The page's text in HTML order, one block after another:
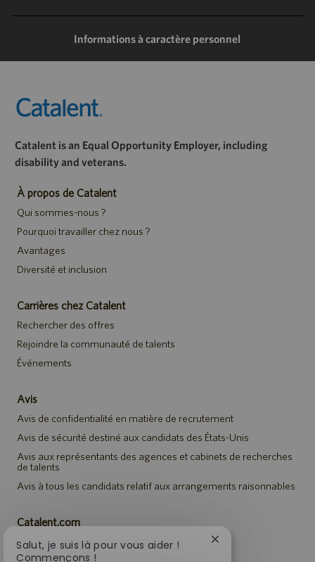
Informations à caractère personnel
Catalent is an Equal Opportunity Employer, including
disability and veterans.
À propos de Catalent
Qui sommes-nous ?
Pourquoi travailler chez nous ?
Avantages
Diversité et inclusion
Carrières chez Catalent
Rechercher des offres
Rejoindre la communauté de talents
Événements
Avis
Avis de confidentialité en matière de recrutement
Avis de sécurité destiné aux candidats des États-Unis
Avis aux représentants des agences et cabinets de recherches
de talents
Avis à tous les candidats relatif aux arrangements raisonnables
Catalent.com
Retour sur Catalent.com
Salut, je suis là pour vous aider !
Commençons !
Fermer